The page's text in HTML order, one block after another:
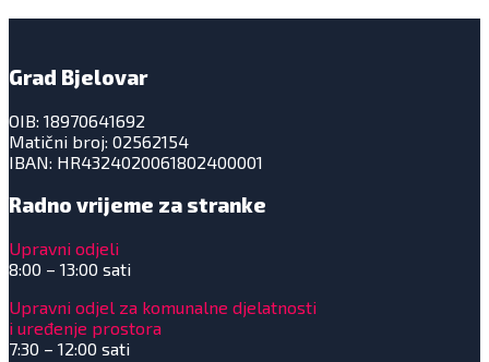
Grad Bjelovar
OIB: 18970641692
Matični broj: 02562154
IBAN: HR4324020061802400001
Radno vrijeme za stranke
Upravni odjeli
8:00 – 13:00 sati
Upravni odjel za komunalne djelatnosti
i uređenje prostora
7:30 – 12:00 sati